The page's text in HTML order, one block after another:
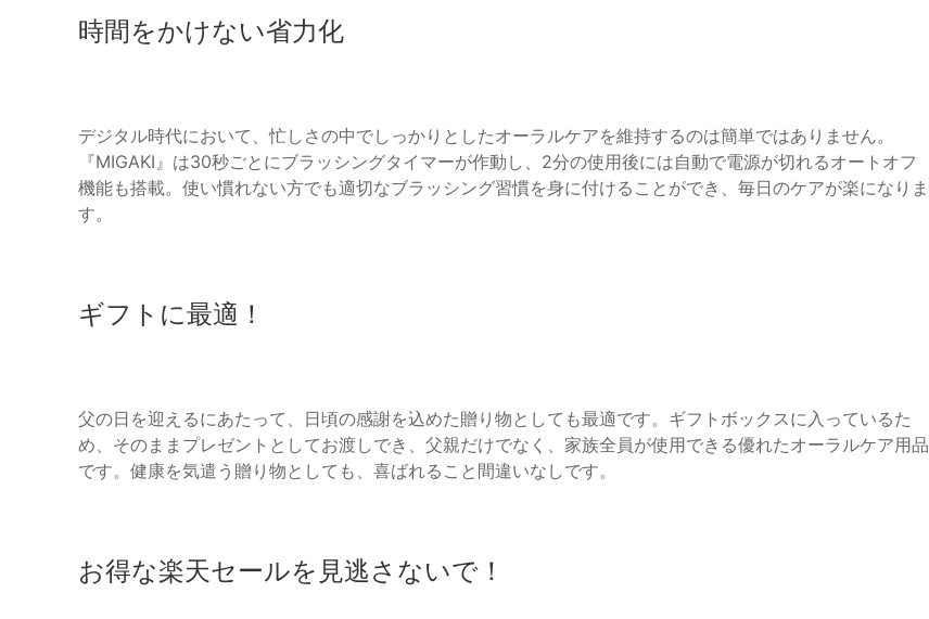
時間をかけない省力化
デジタル時代において、忙しさの中でしっかりとしたオーラルケアを維持するのは簡単ではありません。
『MIGAKI』は30秒ごとにブラッシングタイマーが作動し、2分の使用後には自動で電源が切れるオートオフ
機能も搭載。使い慣れない方でも適切なブラッシング習慣を身に付けることができ、毎日のケアが楽になりま
す。
ギフトに最適！
父の日を迎えるにあたって、日頃の感謝を込めた贈り物としても最適です。ギフトボックスに入っているた
め、そのままプレゼントとしてお渡しでき、父親だけでなく、家族全員が使用できる優れたオーラルケア用品
です。健康を気遣う贈り物としても、喜ばれること間違いなしです。
お得な楽天セールを見逃さないで！